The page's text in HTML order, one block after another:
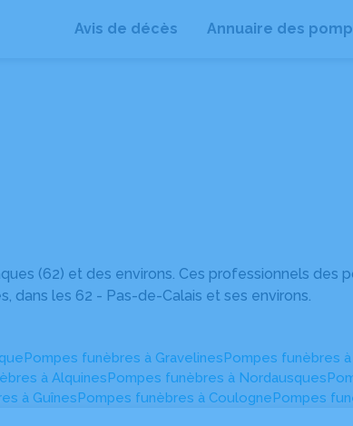
Avis de décès Annuaire des
(62) et des environs. Ces professionnels des
dans les 62 - Pas-de-Calais et ses environs.
Pompes funèbres à GravelinesPompes funèbres
à AlquinesPompes funèbres à Nordausques
à GuînesPompes funèbres à CoulognePompes